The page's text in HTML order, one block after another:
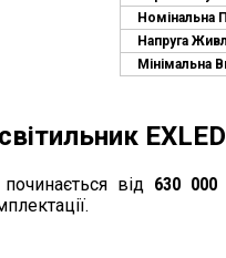
Номінальна
Напруга
Мінімальна
від 630 000